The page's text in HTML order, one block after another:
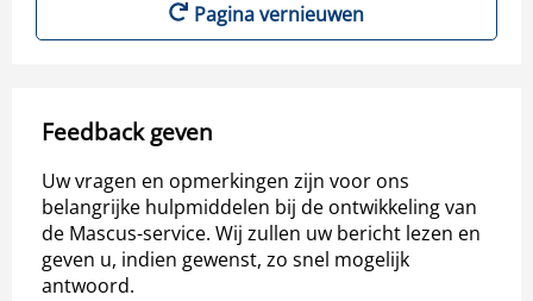
Pagina vernieuwen
Feedback geven
Uw vragen en opmerkingen zijn voor ons
belangrijke hulpmiddelen bij de ontwikkeling van
de Mascus-service. Wij zullen uw bericht lezen en
geven u, indien gewenst, zo snel mogelijk
antwoord.